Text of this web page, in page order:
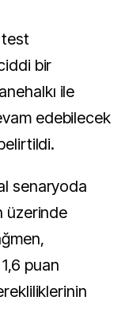
test
bir
ile
edebilecek
senaryoda
üzerinde
puan